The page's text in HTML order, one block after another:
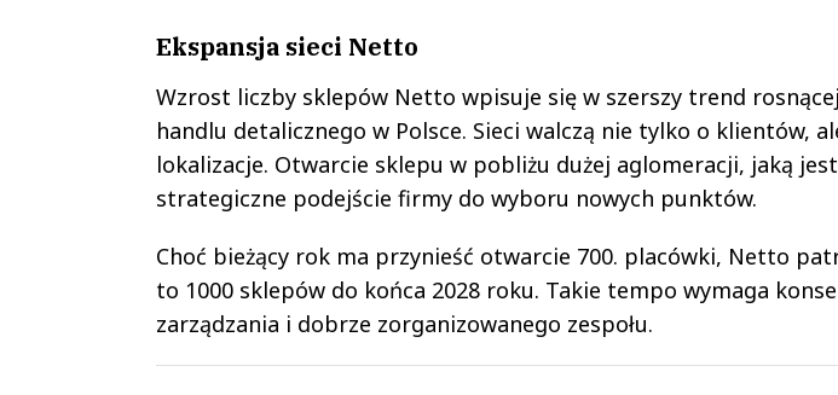
Ekspansja sieci Netto
Wzrost liczby sklepów Netto wpisuje się w szerszy trend
handlu detalicznego w Polsce. Sieci walczą nie tylko o klientów,
lokalizacje. Otwarcie sklepu w pobliżu dużej aglomeracji, jaką
strategiczne podejście firmy do wyboru nowych punktów.
Choć bieżący rok ma przynieść otwarcie 700. placówki, Netto
to 1000 sklepów do końca 2028 roku. Takie tempo wymaga
zarządzania i dobrze zorganizowanego zespołu.